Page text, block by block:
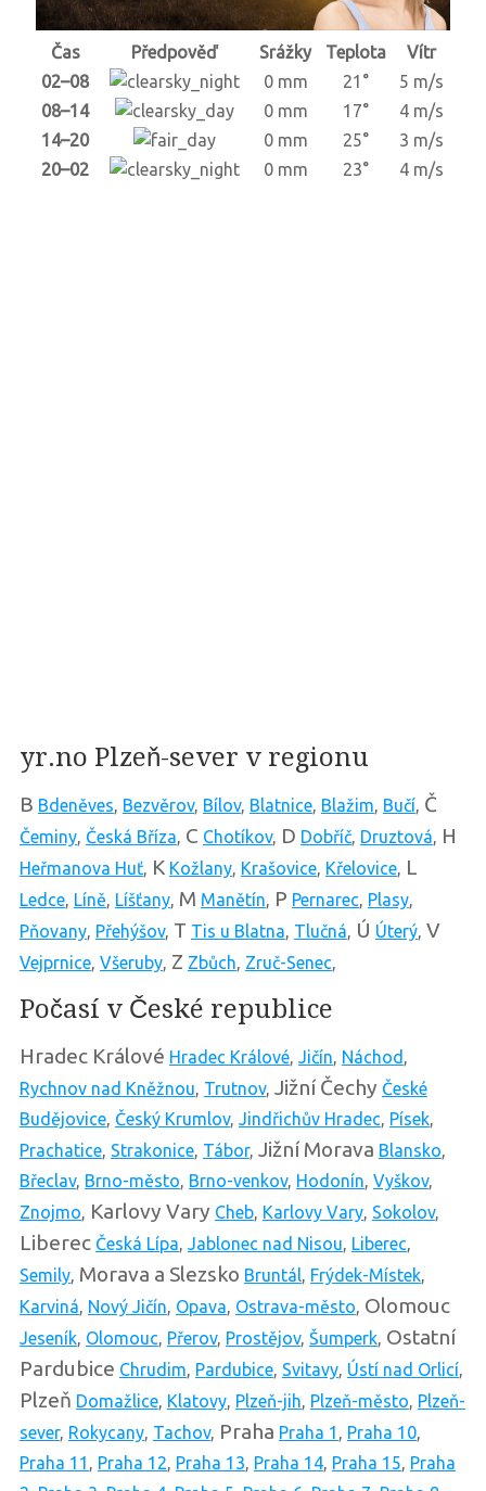
Čas Předpověď Srážky Teplota
Vítr
02–08
0 mm 21°
5 m/s
08–14
0 mm 17°
4 m/s
14–20
0 mm 25°
3 m/s
20–02
0 mm 23° 4 m/s
yr.no Plzeň-sever v regionu
B Bdeněves, Bezvěrov, Bílov, Blatnice, Blažim, Bučí, Č
Čeminy, Česká Bříza, C Chotíkov, D Dobříč, Druztová, H
Heřmanova Huť, K Kožlany, Krašovice, Křelovice, L
Ledce, Líně, Líšťany, M Manětín, P Pernarec, Plasy,
Pňovany, Přehýšov, T Tis u Blatna, Tlučná, Ú Úterý, V
Vejprnice, Všeruby, Z Zbůch, Zruč-Senec,
Počasí v České republice
Hradec Králové Hradec Králové, Jičín, Náchod ,
Rychnov nad Kněžnou, Trutnov, Jižní Čechy České
Budějovice, Český Krumlov, Jindřichův Hradec, Písek,
Prachatice, Strakonice, Tábor, Jižní Morava Blansko,
Břeclav, Brno-město, Brno-venkov, Hodonín, Vyškov,
Znojmo, Karlovy Vary Cheb, Karlovy Vary, Sokolov,
Liberec Česká Lípa, Jablonec nad Nisou, Liberec,
Semily, Morava a Slezsko Bruntál, Frýdek-Místek,
Karviná, Nový Jičín, Opava, Ostrava-město, Olomouc
Jeseník, Olomouc, Přerov, Prostějov, Šumperk, Ostatní
Pardubice Chrudim, Pardubice, Svitavy, Ústí nad Orlicí,
Plzeň Domažlice, Klatovy, Plzeň-jih, Plzeň-město, Plzeň-
sever, Rokycany, Tachov, Praha Praha 1 , Praha 10,
Praha 11 , Praha 12, Praha 13, Praha 14, Praha 15, Praha